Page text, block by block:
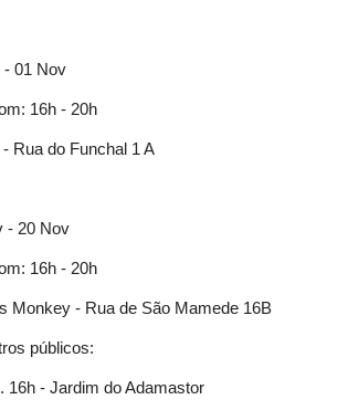
- 01 Nov
16h - 20h
Rua do Funchal 1 A
- 20 Nov
16h - 20h
Monkey - Rua de São Mamede 16B
públicos:
16h - Jardim do Adamastor